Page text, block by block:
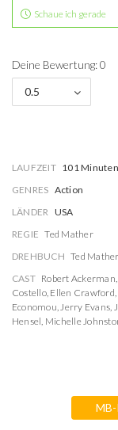
Schaue ich gerade
Deine Bewertung: 0
0.5
LAUFZEIT 101 Minuten
GENRES Action
LÄNDER USA
REGIE Ted Mather
DREHBUCH Ted Mather
CAST Robert Ackerman,
Costello, Ellen Crawford,
Economou,Jerry Evans,
Hensel, Michelle